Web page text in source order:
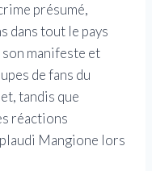
présumé,
dans tout le pays
son manifeste et
de fans du
tandis que
réactions
Mangione lors